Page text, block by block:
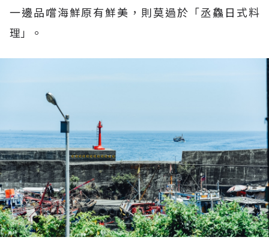
一邊品嚐海鮮原有鮮美，則莫過於「丞鱻日式料
理」。